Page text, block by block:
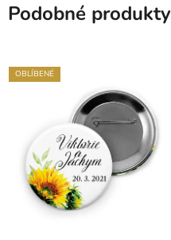
Podobné produkty
OBLÍBENÉ